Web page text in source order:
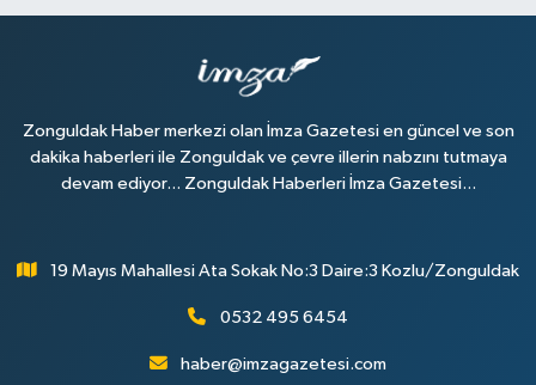
Zonguldak Haber merkezi olan İmza Gazetesi en güncel ve son
dakika haberleri ile Zonguldak ve çevre illerin nabzını tutmaya
devam ediyor... Zonguldak Haberleri İmza Gazetesi...
19 Mayıs Mahallesi Ata Sokak No:3 Daire:3 Kozlu/Zonguldak
0532 495 6454
haber@imzagazetesi.com